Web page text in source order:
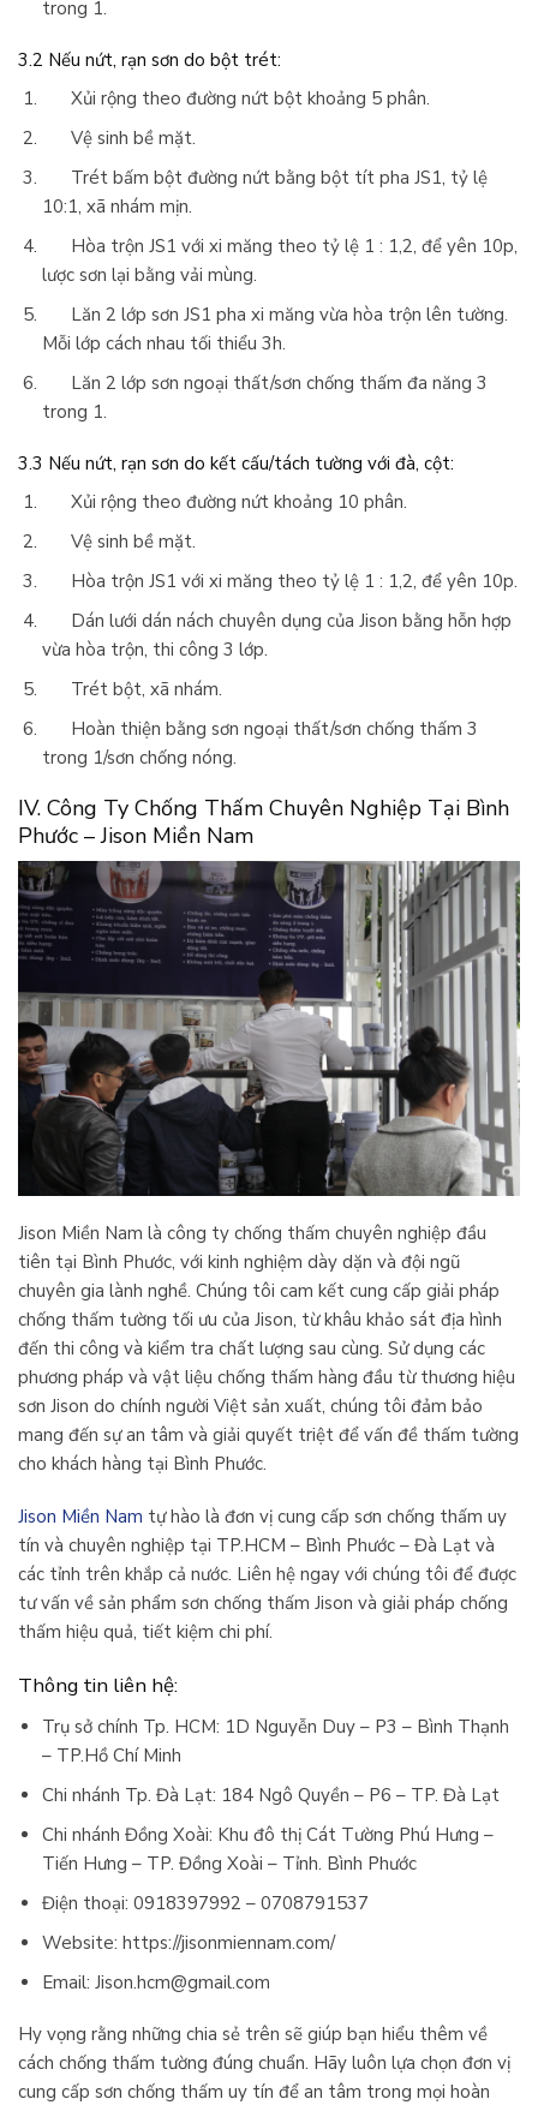
trong 1.
3.2 Nếu nứt, rạn sơn do bột trét:
Xủi rộng theo đường nứt bột khoảng 5 phân.
Vệ sinh bề mặt.
Trét bấm bột đường nứt bằng bột tít pha JS1, tỷ lệ
10:1, xã nhám mịn.
Hòa trộn JS1 với xi măng theo tỷ lệ 1 : 1,2, để yên 10p,
lược sơn lại bằng vải mùng.
Lăn 2 lớp sơn JS1 pha xi măng vừa hòa trộn lên tường.
Mỗi lớp cách nhau tối thiểu 3h.
Lăn 2 lớp sơn ngoại thất/sơn chống thấm đa năng 3
trong 1.
3.3 Nếu nứt, rạn sơn do kết cấu/tách tường với đà, cột:
Xủi rộng theo đường nứt khoảng 10 phân.
Vệ sinh bề mặt.
Hòa trộn JS1 với xi măng theo tỷ lệ 1 : 1,2, để yên 10p.
Dán lưới dán nách chuyên dụng của Jison bằng hỗn hợp
vừa hòa trộn, thi công 3 lớp.
Trét bột, xã nhám.
Hoàn thiện bằng sơn ngoại thất/sơn chống thấm 3
trong 1/sơn chống nóng.
IV. Công Ty Chống Thấm Chuyên Nghiệp Tại Bình
Phước – Jison Miền Nam
Jison Miền Nam là công ty chống thấm chuyên nghiệp đầu
tiên tại Bình Phước, với kinh nghiệm dày dặn và đội ngũ
chuyên gia lành nghề. Chúng tôi cam kết cung cấp giải pháp
chống thấm tường tối ưu của Jison, từ khâu khảo sát địa hình
đến thi công và kiểm tra chất lượng sau cùng. Sử dụng các
phương pháp và vật liệu chống thấm hàng đầu từ thương hiệu
sơn Jison do chính người Việt sản xuất, chúng tôi đảm bảo
mang đến sự an tâm và giải quyết triệt để vấn đề thấm tường
cho khách hàng tại Bình Phước.
Jison Miền Nam tự hào là đơn vị cung cấp sơn chống thấm uy
tín và chuyên nghiệp tại TP.HCM – Bình Phước – Đà Lạt và
các tỉnh trên khắp cả nước. Liên hệ ngay với chúng tôi để được
tư vấn về sản phẩm sơn chống thấm Jison và giải pháp chống
thấm hiệu quả, tiết kiệm chi phí.
Thông tin liên hệ:
Trụ sở chính Tp. HCM: 1D Nguyễn Duy – P3 – Bình Thạnh
– TP.Hồ Chí Minh
Chi nhánh Tp. Đà Lạt: 184 Ngô Quyền – P6 – TP. Đà Lạt
Chi nhánh Đồng Xoài: Khu đô thị Cát Tường Phú Hưng –
Tiến Hưng – TP. Đồng Xoài – Tỉnh. Bình Phước
Điện thoại: 0918397992 – 0708791537
Website: https://jisonmiennam.com/
Email: Jison.hcm@gmail.com
Hy vọng rằng những chia sẻ trên sẽ giúp bạn hiểu thêm về
cách chống thấm tường đúng chuẩn. Hãy luôn lựa chọn đơn vị
cung cấp sơn chống thấm uy tín để an tâm trong mọi hoàn